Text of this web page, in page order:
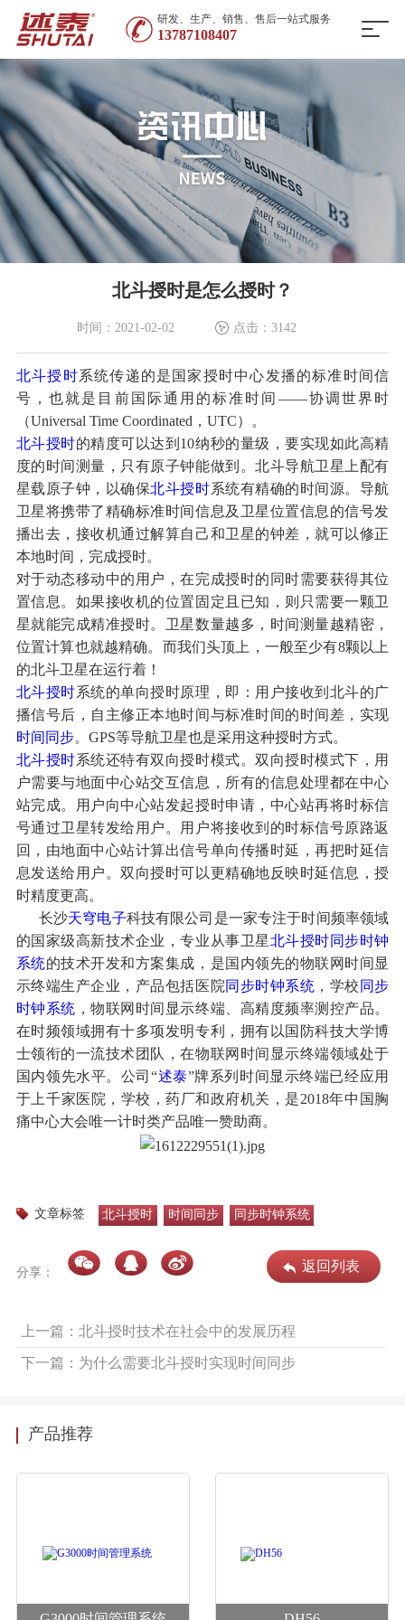
研发、生产、销售、售后一站式服务
13787108407
北斗授时是怎么授时？
时间：2021-02-02 点击：3142
北斗授时系统传递的是国家授时中心发播的标准时间信
号，也就是目前国际通用的标准时间——协调世界时
（Universal Time Coordinated，UTC）。
北斗授时的精度可以达到10纳秒的量级，要实现如此高精
度的时间测量，只有原子钟能做到。北斗导航卫星上配有
星载原子钟，以确保北斗授时系统有精确的时间源。导航
卫星将携带了精确标准时间信息及卫星位置信息的信号发
播出去，接收机通过解算自己和卫星的钟差，就可以修正
本地时间，完成授时。
对于动态移动中的用户，在完成授时的同时需要获得其位
置信息。如果接收机的位置固定且已知，则只需要一颗卫
星就能完成精准授时。卫星数量越多，时间测量越精密，
位置计算也就越精确。而我们头顶上，一般至少有8颗以上
的北斗卫星在运行着！
北斗授时系统的单向授时原理，即：用户接收到北斗的广
播信号后，自主修正本地时间与标准时间的时间差，实现
时间同步。GPS等导航卫星也是采用这种授时方式。
北斗授时系统还特有双向授时模式。双向授时模式下，用
户需要与地面中心站交互信息，所有的信息处理都在中心
站完成。用户向中心站发起授时申请，中心站再将时标信
号通过卫星转发给用户。用户将接收到的时标信号原路返
回，由地面中心站计算出信号单向传播时延，再把时延信
息发送给用户。双向授时可以更精确地反映时延信息，授
时精度更高。
长沙天穹电子科技有限公司是一家专注于时间频率领域
的国家级高新技术企业，专业从事卫星北斗授时同步时钟
系统的技术开发和方案集成，是国内领先的物联网时间显
示终端生产企业，产品包括医院同步时钟系统 ，学校 同步
时钟系统 ，物联网时间显示终端、高精度频率测控产品。
在时频领域拥有十多项发明专利，拥有以国防科技大学博
士领衔的一流技术团队，在物联网时间显示终端领域处于
国内领先水平。公司“述泰”牌系列时间显示终端已经应用
于上千家医院，学校，药厂和政府机关，是2018年中国胸
痛中心大会唯一计时类产品唯一赞助商。
文章标签 北斗授时 时间同步 同步时钟系统
分享： 返回列表
上一篇：北斗授时技术在社会中的发展历程
下一篇：为什么需要北斗授时实现时间同步
产品推荐